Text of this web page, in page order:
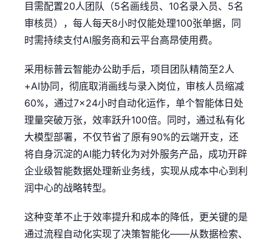
目需配置20人团队（5名画线员、10名录入员、5名
审核员），每人每天8小时仅能处理100张单据，同
时需持续支付AI服务商和云平台高昂使用费。
采用标普云智能办公助手后，项目团队精简至2人
+AI协同，彻底取消画线与录入岗位，审核人员缩减
60%，通过7×24小时自动化运作，单个智能体日处
理量突破万张，效率跃升100倍。同时，通过私有化
大模型部署，不仅节省了原有90%的云端开支，还
将自身沉淀的AI能力转化为对外服务产品，成功开辟
企业级智能数据处理新业务线，实现从成本中心到利
润中心的战略转型。
这种变革不止于效率提升和成本的降低，更关键的是
通过流程自动化实现了决策智能化——从数据检索、